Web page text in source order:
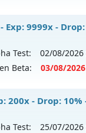
Mới
máy chủThanh
mới
Exp: 9999x -
Test: 02/08/2026
Beta: 03/08/2026
tân thủ, Đồ họa
máy chủGiải Trí
200x - Drop:
Test: 25/07/2026